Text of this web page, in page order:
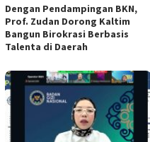
Dengan Pendampingan BKN,
Prof. Zudan Dorong Kaltim
Bangun Birokrasi Berbasis
Talenta di Daerah